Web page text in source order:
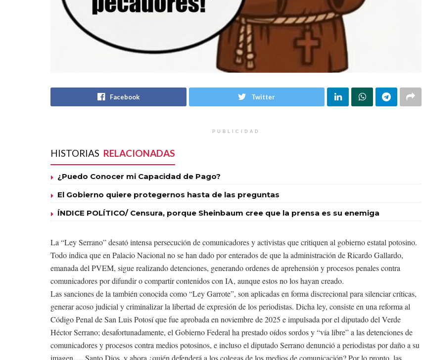
Facebook Twitter
PUBLICIDAD
HISTORIAS RELACIONADAS
¿Puedo Conocer mi Capacidad de Pago?
El Gobierno quiere protegernos hasta de las preguntas
ÍNDICE POLÍTICO/ Censura, porque Sheinbaum cree que la prensa es su enemiga
La “Ley Serrano” desató intensa persecución de comunicadores y activistas que critiquen al gobierno estatal potosino.
Todo indica que en Palacio Nacional no se han dado por enterados de que la administración de Ricardo Gallardo,
emanada del PVEM, sigue realizando detenciones, generando ordenes de aprehensión y procesos penales contra
comunicadores por difundir o compartir contenidos con IA, aunque estos no los hayan creado.
Las sanciones de la también conocida como “Ley Garrote”, son aplicadas en forma discrecional para silenciar críticas,
generar acoso judicial y criminalizar la libertad de expresión de los periodistas. Dicha ley, consiste en una reforma al
Código Penal de San Luis Potosí que fue aprobada en noviembre de 2025 e impulsada por el diputado del Verde
Héctor Serrano; desafortunadamente, el Gobierno Federal ha prestado oídos sordos y “vía libre” a las detenciones de
comunicadores y procesos contra medios potosinos, e incluso el diputado Serrano denunció a periodistas por daño a su
imagen…..Santo Dios, y ahora ¿quién defenderá a los colegas de los medios de comunicación? Por lo pronto, las